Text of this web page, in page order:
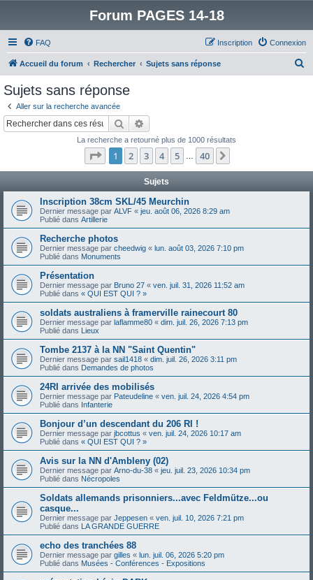
Forum PAGES 14-18
FAQ Connexion
Inscription
Accueil du forum Rechercher Sujets sans réponse
Sujets sans réponse
Aller sur la recherche avancée
Rechercher
La recherche a retourné plus de 1000 résultats
Page 1sur40
1 2 3 4 5 40
Sujets
Inscription 38cm SKL/45 Meurchin
Dernier message par ALVF « jeu. août 06, 2026 8:29 am
Publié dans Artillerie
Recherche photos
Dernier message par cheedwig « lun. août 03, 2026 7:10 pm
Publié dans Monuments
Présentation
Dernier message par Bruno 27 « ven. juil. 31, 2026 11:52 am
Publié dans « QUI EST QUI ? »
soldats australiens à framerville rainecourt 80
Dernier message par laflamme80 « dim. juil. 26, 2026 7:13 pm
Publié dans Lieux
Tombe 2137 à la NN "Saint Quentin"
Dernier message par sail1418 « dim. juil. 26, 2026 3:11 pm
Publié dans Demandes de photos
24RI arrivée des mobilisés
Dernier message par Pateudeline « ven. juil. 24, 2026 4:54 pm
Publié dans Infanterie
Bonjour d’un descendant du 206 RI !
Dernier message par jbcottus « ven. juil. 24, 2026 10:17 am
Publié dans « QUI EST QUI ? »
Avis sur la NN d'Ambleny (02)
Dernier message par Arno-du-38 « jeu. juil. 23, 2026 10:34 pm
Publié dans Nécropoles
Soldats allemands prisonniers...avec Feldmütze...ou
casque...
Dernier message par Jeppesen « ven. juil. 10, 2026 7:21 pm
Publié dans LA GRANDE GUERRE
echo des tranchées 88
Dernier message par gilles « lun. juil. 06, 2026 5:20 pm
Publié dans Musées - Conférences - Expositions